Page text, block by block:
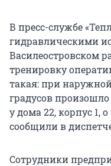
В пресс-службе
гидравлическими
Василеостровском
тренировку
такая: при
градусов
у дома 22, корпус 1,
сообщили в
Сотрудники